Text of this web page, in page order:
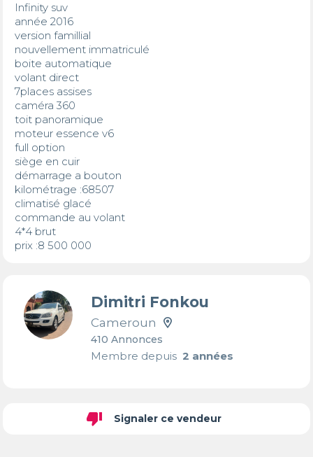
Infinity suv
année 2016
version famillial
nouvellement immatriculé
boite automatique
volant direct
7places assises
caméra 360
toit panoramique
moteur essence v6
full option
siège en cuir
démarrage a bouton
kilométrage :68507
climatisé glacé
commande au volant
4*4 brut
prix :8 500 000
Dimitri Fonkou
Cameroun
410 Annonces
Membre depuis2 années
thumb_down Signaler ce vendeur